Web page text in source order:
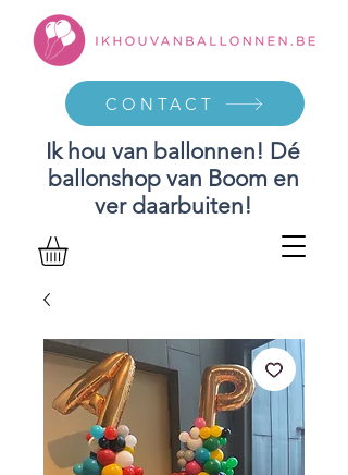
Ik hou van ballonnen! Dé
ballonshop van Boom en
ver daarbuiten!
CONTACT